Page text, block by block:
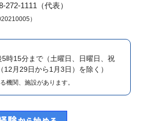
1111（代表）
）
時15分まで （土曜日、日曜日、祝
12月29日から1月3日）を除く）
機関、施設があります。